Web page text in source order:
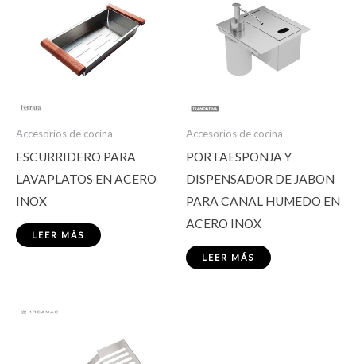
Accesorios de cocina
ESCURRIDERO PARA
LAVAPLATOS EN ACERO
INOX
LEER MÁS
Accesorios de cocina
PORTAESPONJA Y
DISPENSADOR DE JABON
PARA CANAL HUMEDO EN
ACERO INOX
LEER MÁS